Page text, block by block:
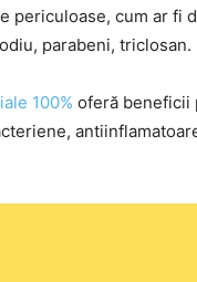
periculoase, cum ar fi
parabeni, triclosan.
100% oferă beneficii